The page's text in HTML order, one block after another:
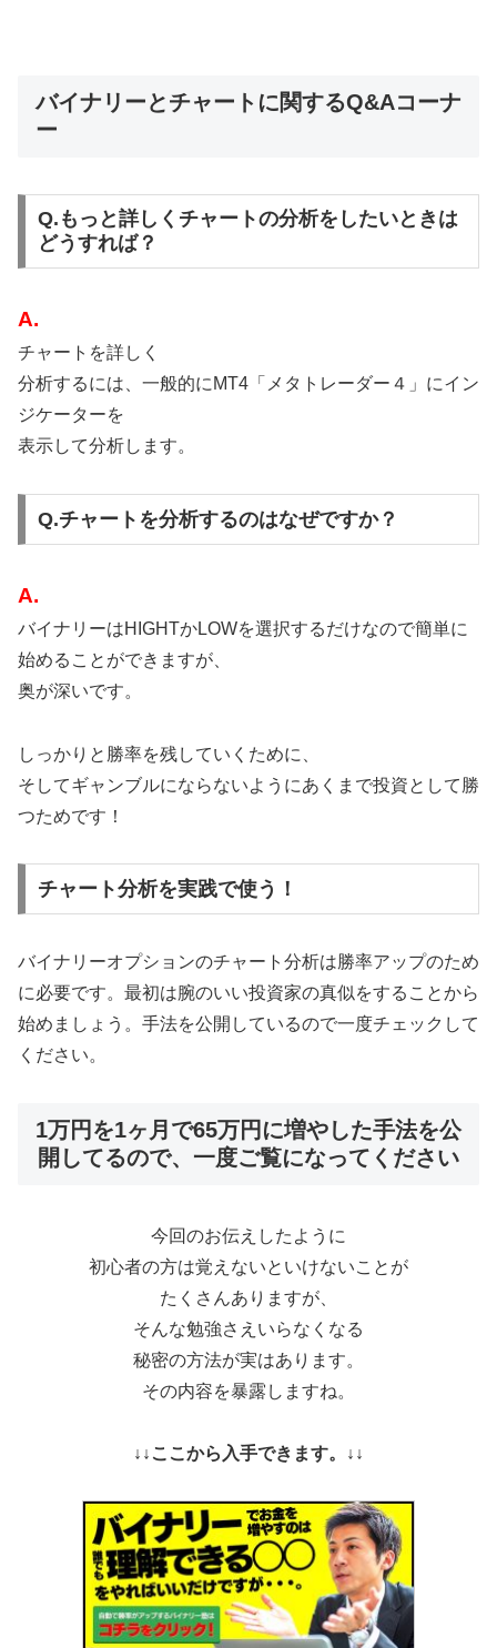
バイナリーとチャートに関するQ&Aコーナ
ー
Q.もっと詳しくチャートの分析をしたいときは
どうすれば？
A.
チャートを詳しく
分析するには、一般的にMT4「メタトレーダー４」にイン
ジケーターを
表示して分析します。
Q.チャートを分析するのはなぜですか？
A.
バイナリーはHIGHTかLOWを選択するだけなので簡単に
始めることができますが、
奥が深いです。
しっかりと勝率を残していくために、
そしてギャンブルにならないようにあくまで投資として勝
つためです！
チャート分析を実践で使う！
バイナリーオプションのチャート分析は勝率アップのため
に必要です。最初は腕のいい投資家の真似をすることから
始めましょう。手法を公開しているので一度チェックして
ください。
1万円を1ヶ月で65万円に増やした手法を公
開してるので、一度ご覧になってください
今回のお伝えしたように
初心者の方は覚えないといけないことが
たくさんありますが、
そんな勉強さえいらなくなる
秘密の方法が実はあります。
その内容を暴露しますね。
↓↓ここから入手できます。↓↓